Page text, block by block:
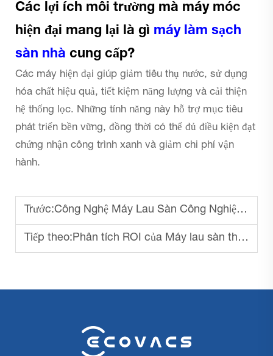
Các lợi ích môi trường mà máy móc
hiện đại mang lại là gì máy làm sạch
sàn nhà cung cấp?
Các máy hiện đại giúp giảm tiêu thụ nước, sử dụng
hóa chất hiệu quả, tiết kiệm năng lượng và cải thiện
hệ thống lọc. Những tính năng này hỗ trợ mục tiêu
phát triển bền vững, đồng thời có thể đủ điều kiện đạt
chứng nhận công trình xanh và giảm chi phí vận
hành.
Trước:Công Nghệ Máy Lau Sàn Công Nghiệp Mới Nhất
Tiếp theo:Phân tích ROI của Máy lau sàn thương mại